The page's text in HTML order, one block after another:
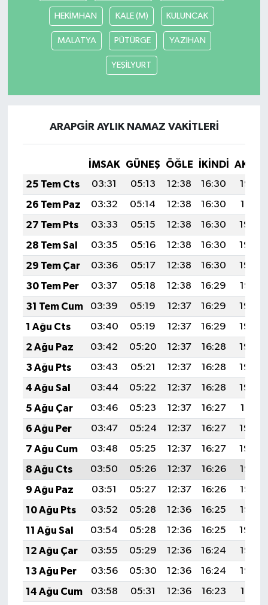
HEKİMHAN KALE (M) KULUNCAK
MALATYA PÜTÜRGE YAZIHAN
YEŞİLYURT
ARAPGİR AYLIK NAMAZ VAKITLERI
İMSAK GÜNEŞ ÖĞLE İKINDI
25 Tem Cts
03:31 05:13 12:38 16:30
19:52
26 Tem Paz
03:32 05:14 12:38 16:30
19:51
27 Tem Pts
03:33 05:15 12:38 16:30
19:50
28 Tem Sal
03:35 05:16 12:38 16:30
19:49
29 Tem Çar
03:36 05:17 12:38 16:30
19:48
30 Tem Per
03:37 05:18 12:38 16:29
19:47
31 Tem Cum
03:39 05:19 12:37 16:29
19:46
1 Ağu Cts
03:40 05:19 12:37 16:29
19:45
2 Ağu Paz
03:42 05:20 12:37 16:28
19:44
3 Ağu Pts
03:43 05:21 12:37 16:28
19:43
4 Ağu Sal
03:44 05:22 12:37 16:28
19:42
5 Ağu Çar
03:46 05:23 12:37 16:27
19:41
6 Ağu Per
03:47 05:24 12:37 16:27
19:40
7 Ağu Cum
03:48 05:25 12:37 16:27
19:39
8 Ağu Cts
03:50 05:26 12:37 16:26
19:38
9 Ağu Paz
03:51 05:27 12:37 16:26
19:37
10 Ağu Pts
03:52 05:28 12:36 16:25
19:35
11 Ağu Sal
03:54 05:28 12:36 16:25
19:34
12 Ağu Çar
03:55 05:29 12:36 16:24
19:33
13 Ağu Per
03:56 05:30 12:36 16:24
19:32
14 Ağu Cum
03:58 05:31 12:36 16:23
19:31
ÖZEL HABER
SAĞLIK
TATLISU
TİCARET
YAŞAM